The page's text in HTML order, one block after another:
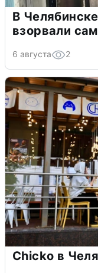
В
взорвали
6 августа 2
Chicko в